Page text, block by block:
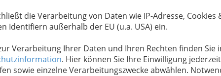
die Verarbeitung von Daten wie IP-Adresse, Cookies
Identifiern außerhalb der EU (u.a. USA) ein.
Verarbeitung Ihrer Daten und Ihren Rechten finden Sie
. Hier können Sie Ihre Einwilligung jederzeit
sowie einzelne Verarbeitungszwecke abwählen.